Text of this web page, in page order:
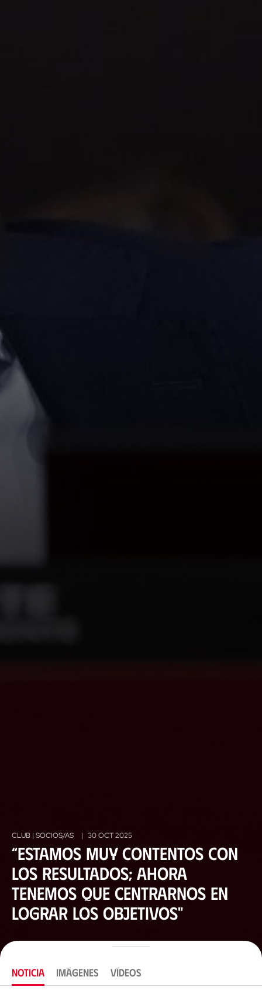
CLUB | SOCIOS/AS | 30 OCT 2025
“Estamos muy contentos con
los resultados; ahora
tenemos que centrarnos en
lograr los objetivos"
NOTICIA IMÁGENES VÍDEOS